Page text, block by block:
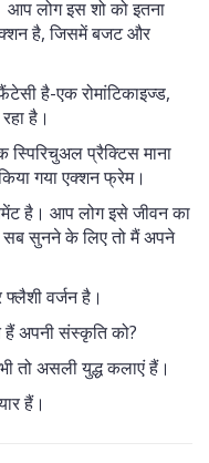
लोग इस शो को इतना
है, जिसमें बजट और
है-एक रोमांटिकाइज्ड,
है।
प्रैक्टिस माना
गया एक्शन फ्रेम।
है। आप लोग इसे जीवन का
ये सब सुनने के लिए तो मैं अपने
वर्जन है।
हैं अपनी संस्कृति को?
तो असली युद्ध कलाएं हैं।
हैं।